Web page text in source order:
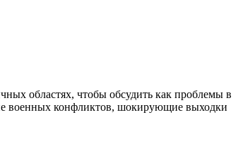
областях, чтобы обсудить как проблемы в
военных конфликтов, шокирующие выходки